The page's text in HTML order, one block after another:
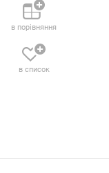
в порівняння
в список